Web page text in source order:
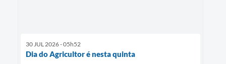
30 JUL 2026 - 05h52
Dia do Agricultor é nesta quinta